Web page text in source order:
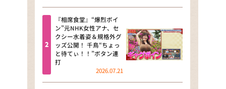
news おかえり
河合＆A.B.C-Z塚田×福井アナ
「なんでやねん！？」（news お
かえり）
DAIGOも台所 ～きょうの献立 何
にする？～
『相席食堂』“爆烈ボイ
ン”元NHK女性アナ、セ
クシー水着姿＆規格外グ
ッズ公開！ 千鳥“ちょっ
と待てぃ！！”ボタン連
打
2026.07.21